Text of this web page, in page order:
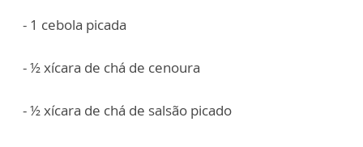
- 1 cebola picada
- ½ xícara de chá de cenoura
- ½ xícara de chá de salsão picado